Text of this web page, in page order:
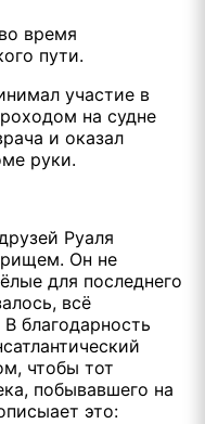
время
пути.
участие в
на судне
и оказал
руки.
Руаля
Он не
для последнего
всё
благодарность
чтобы тот
побывавшего на
это: